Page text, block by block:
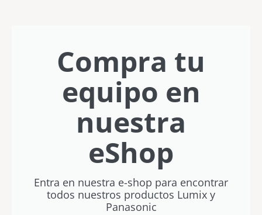
Compra tu
equipo en
nuestra
eShop
Entra en nuestra e-shop para encontrar
todos nuestros productos Lumix y
Panasonic